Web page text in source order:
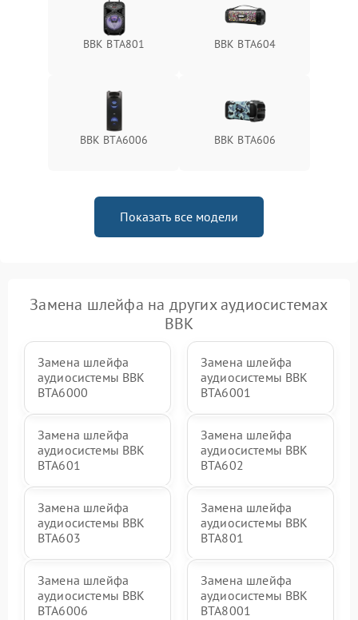
BBK BTA801 BBK BTA604
BBK BTA6006 BBK BTA606
Показать все модели
Замена шлейфа на других аудиосистемах
BBK
Замена шлейфа
аудиосистемы BBK
BTA6000
Замена шлейфа
аудиосистемы BBK
BTA6001
Замена шлейфа
аудиосистемы BBK
BTA601
Замена шлейфа
аудиосистемы BBK
BTA602
Замена шлейфа
аудиосистемы BBK
BTA603
Замена шлейфа
аудиосистемы BBK
BTA801
Замена шлейфа
аудиосистемы BBK
BTA6006
Замена шлейфа
аудиосистемы BBK
BTA8001